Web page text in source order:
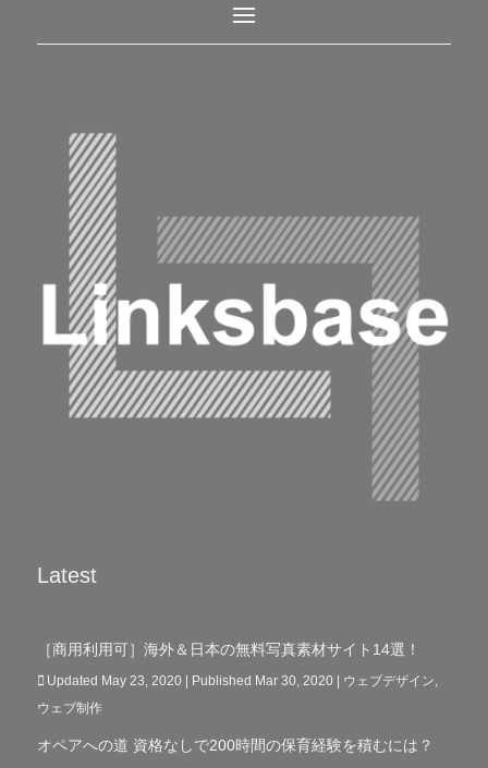
Latest
［商用利用可］海外＆日本の無料写真素材サイト14選！
Updated May 23, 2020 | Published Mar 30, 2020| ウェブデザイン,
ウェブ制作
オペアへの道 資格なしで200時間の保育経験を積むには？